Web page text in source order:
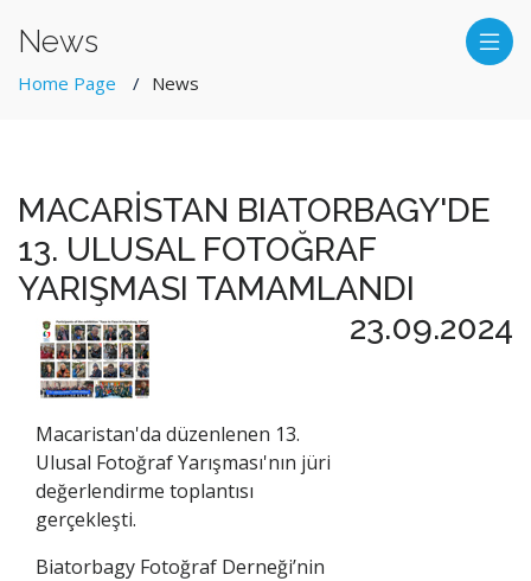
News
Home Page News
MACARİSTAN BIATORBAGY'DE
13. ULUSAL FOTOĞRAF
YARIŞMASI TAMAMLANDI
23.09.2024
Macaristan'da düzenlenen 13.
Ulusal Fotoğraf Yarışması'nın jüri
değerlendirme toplantısı
gerçekleşti.
Biatorbagy Fotoğraf Derneği’nin